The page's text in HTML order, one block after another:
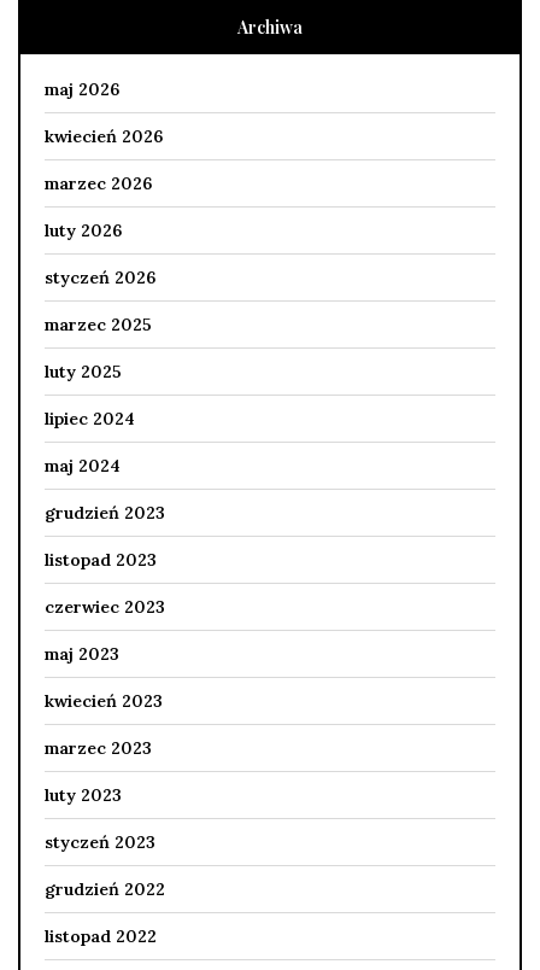
Archiwa
maj 2026
kwiecień 2026
marzec 2026
luty 2026
styczeń 2026
marzec 2025
luty 2025
lipiec 2024
maj 2024
grudzień 2023
listopad 2023
czerwiec 2023
maj 2023
kwiecień 2023
marzec 2023
luty 2023
styczeń 2023
grudzień 2022
listopad 2022